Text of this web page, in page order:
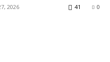
2026 0
41